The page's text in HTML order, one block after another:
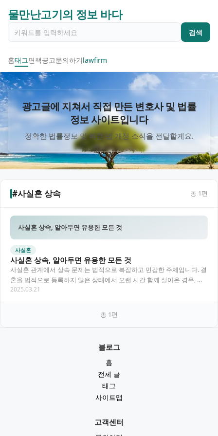
물만난고기의 정보 바다
검색
홈태그면책공고문의하기lawfirm
광고글에 지쳐서 직접 만든 변호사 및 법률
정보 사이트입니다
정확한 법률정보 및 빠른 법 개정 소식을 전달할게요.
#사실혼 상속 총 1편
사실혼 상속, 알아두면 유용한 모든 것
사실혼
사실혼 상속, 알아두면 유용한 모든 것
사실혼 관계에서 상속 문제는 법적으로 복잡하고 민감한 주제입니다. 결
혼을 법적으로 등록하지 않은 상태에서 오랜 시간 함께 살아온 경우, 한
쪽이 사망하면 남은 배우자가 재산을 상속받…
2025.03.21
총 1편
블로그
홈
전체 글
태그
사이트맵
고객센터